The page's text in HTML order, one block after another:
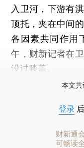
入卫河，下游有
顶托，夹在中间
各因素共同作用
午，财新记者在
没过膝盖。
本文共
登录
财新通
可畅读